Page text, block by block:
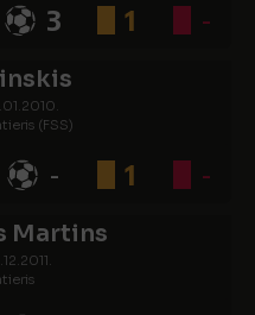
3 1 -
(FSS)
- 1 -
Martins